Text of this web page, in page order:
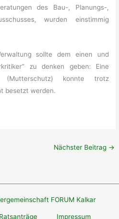
des Bau-, Planungs-,
wurden einstimmig
sollte dem einen und
zu denken geben: Eine
(Mutterschutz) konnte trotz
besetzt werden.
Nächster Beitrag →
FORUM Kalkar
Impressum